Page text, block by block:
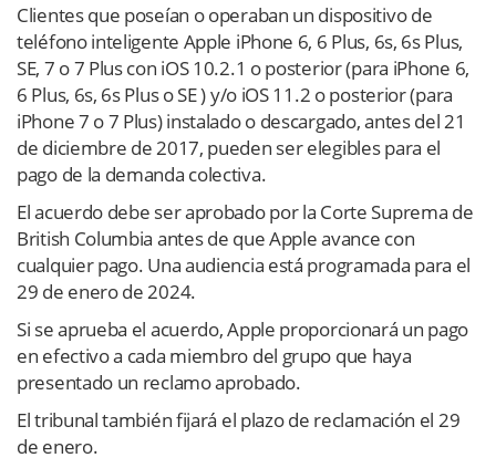
Clientes que poseían o operaban un dispositivo de
teléfono inteligente Apple iPhone 6, 6 Plus, 6s, 6s Plus,
SE, 7 o 7 Plus con iOS 10.2.1 o posterior (para iPhone 6,
6 Plus, 6s, 6s Plus o SE ) y/o iOS 11.2 o posterior (para
iPhone 7 o 7 Plus) instalado o descargado, antes del 21
de diciembre de 2017, pueden ser elegibles para el
pago de la demanda colectiva.
El acuerdo debe ser aprobado por la Corte Suprema de
British Columbia antes de que Apple avance con
cualquier pago. Una audiencia está programada para el
29 de enero de 2024.
Si se aprueba el acuerdo, Apple proporcionará un pago
en efectivo a cada miembro del grupo que haya
presentado un reclamo aprobado.
El tribunal también fijará el plazo de reclamación el 29
de enero.